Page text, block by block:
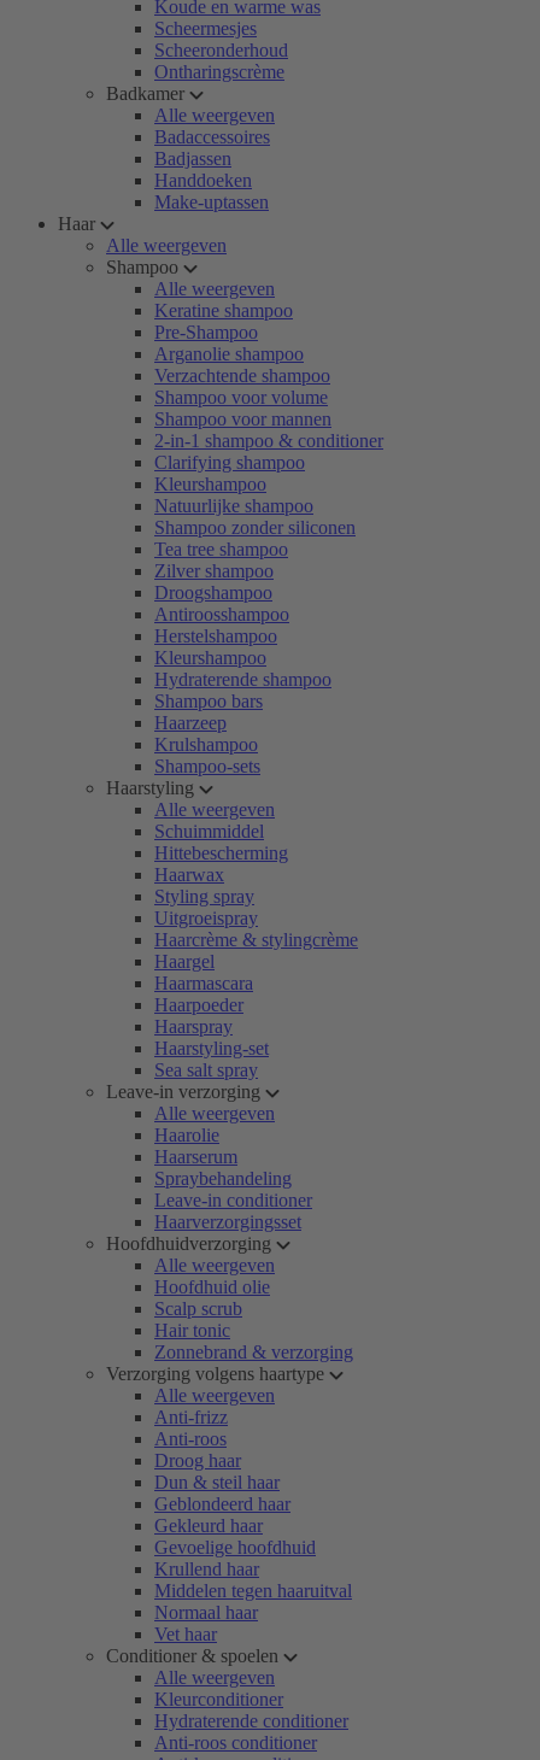
Koude en warme was
Scheermesjes
Scheeronderhoud
Ontharingscrème
Badkamer
Alle weergeven
Badaccessoires
Badjassen
Handdoeken
Make-uptassen
Haar
Alle weergeven
Shampoo
Alle weergeven
Keratine shampoo
Pre-Shampoo
Arganolie shampoo
Verzachtende shampoo
Shampoo voor volume
Shampoo voor mannen
2-in-1 shampoo & conditioner
Clarifying shampoo
Kleurshampoo
Natuurlijke shampoo
Shampoo zonder siliconen
Tea tree shampoo
Zilver shampoo
Droogshampoo
Antiroosshampoo
Herstelshampoo
Kleurshampoo
Hydraterende shampoo
Shampoo bars
Haarzeep
Krulshampoo
Shampoo-sets
Haarstyling
Alle weergeven
Schuimmiddel
Hittebescherming
Haarwax
Styling spray
Uitgroeispray
Haarcrème & stylingcrème
Haargel
Haarmascara
Haarpoeder
Haarspray
Haarstyling-set
Sea salt spray
Leave-in verzorging
Alle weergeven
Haarolie
Haarserum
Spraybehandeling
Leave-in conditioner
Haarverzorgingsset
Hoofdhuidverzorging
Alle weergeven
Hoofdhuid olie
Scalp scrub
Hair tonic
Zonnebrand & verzorging
Verzorging volgens haartype
Alle weergeven
Anti-frizz
Anti-roos
Droog haar
Dun & steil haar
Geblondeerd haar
Gekleurd haar
Gevoelige hoofdhuid
Krullend haar
Middelen tegen haaruitval
Normaal haar
Vet haar
Conditioner & spoelen
Alle weergeven
Kleurconditioner
Hydraterende conditioner
Anti-roos conditioner